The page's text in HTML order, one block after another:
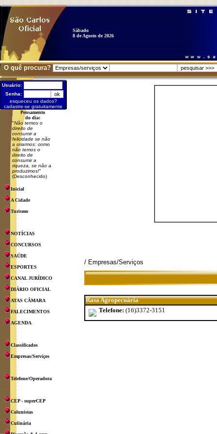
Sábado
8 de Agosto de 2026
O quê procura?
Usuário:
Senha:
esqueceu os dados?
cadastre-se gratuitamente
Pensamento
do dia:
"Não temos o
direito de
consumir a
felicidade se não
a criarmos: como
não temos o
direito de
consumir a
riqueza, se não a
produzimos!"
(Desconhecido)
Inicial
A Cidade
Turismo
NOTÍCIAS
CONCURSOS
SAÚDE
ESPORTES
CANAL JURÍDICO
DIÁRIO OFICIAL
ATAS CÂMARA
FALECIMENTOS
AGENDA
Classificados
Empresas/Serviços
Telefone/Operadora
CEP - superCEP
Colunistas
Culinária
/ Empresas/Serviços
Rasa Agropecuária
Telefone: (16)3372-3151